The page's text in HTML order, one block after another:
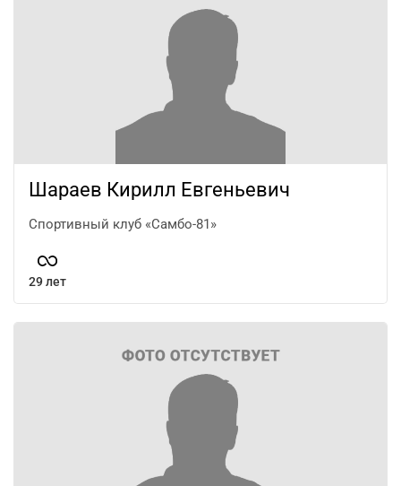
Шараев Кирилл Евгеньевич
Спортивный клуб «Самбо-81»
29 лет